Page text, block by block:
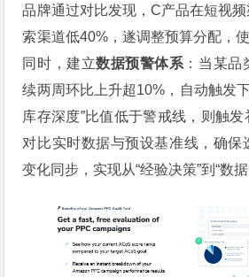
品牌通过对比发现，C产品在短视
索渠道低40%，遂调整预算分配，
同时，建立数据预警体系 ：当某品
续两周环比上升超10%，自动触发
库存深度”比值低于警戒线，则触
对比实时数据与预设基准线，确保
变化同步，实现从“经验决策”到“数据